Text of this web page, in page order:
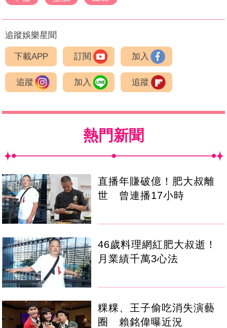
追蹤娛樂星聞
下載APP 訂閱 加入
追蹤 加入 追蹤
熱門新聞
直播年賺破億！肥大叔離
世 曾連播17小時
46歲料理網紅肥大叔逝！
月業績千萬3心法
粿粿、王子偷吃消失演藝
圈 賴銘偉曝近況